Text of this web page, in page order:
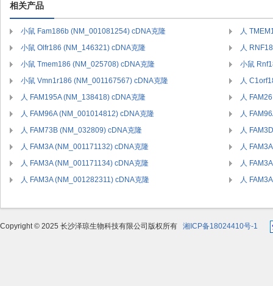
相关产品
小鼠 Fam186b (NM_001081254) cDNA克隆
人
小鼠 Olfr186 (NM_146321) cDNA克隆
人
小鼠 Tmem186 (NM_025708) cDNA克隆
小鼠
小鼠 Vmn1r186 (NM_001167567) cDNA克隆
人
人 FAM195A (NM_138418) cDNA克隆
人
人 FAM96A (NM_001014812) cDNA克隆
人
人 FAM73B (NM_032809) cDNA克隆
人
人 FAM3A (NM_001171132) cDNA克隆
人
人 FAM3A (NM_001171134) cDNA克隆
人
人 FAM3A (NM_001282311) cDNA克隆
人
Copyright © 2025 长沙泽琼生物科技有限公司版权所有 湘ICP备18024410号-1